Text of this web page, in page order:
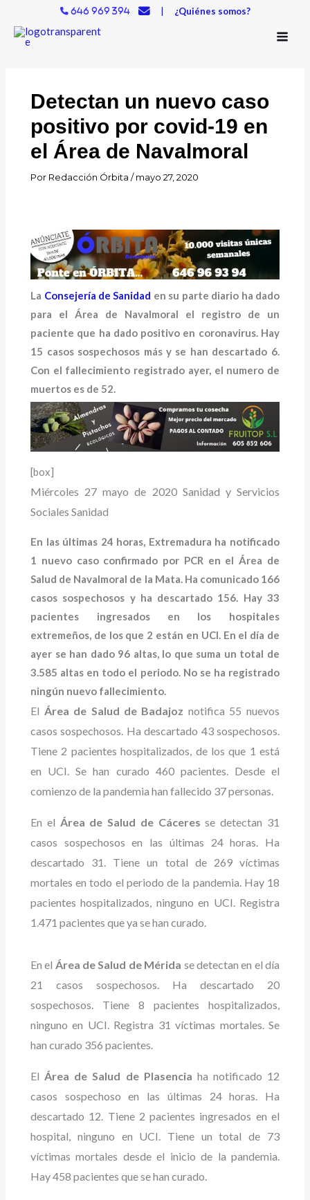
contenido
646 969 394 | ¿Quiénes somos?
Detectan un nuevo caso
positivo por covid-19 en
el Área de Navalmoral
Por Redacción Órbita/mayo 27, 2020
La Consejería de Sanidad en su parte diario ha dado
para el Área de Navalmoral el registro de un
paciente que ha dado positivo en coronavirus. Hay
15 casos sospechosos más y se han descartado 6.
Con el fallecimiento registrado ayer, el numero de
muertos es de 52.
[box]
Miércoles 27 mayo de 2020 Sanidad y Servicios
Sociales Sanidad
En las últimas 24 horas, Extremadura ha notificado
1 nuevo caso confirmado por PCR en el Área de
Salud de Navalmoral de la Mata. Ha comunicado 166
casos sospechosos y ha descartado 156. Hay 33
pacientes ingresados en los hospitales
extremeños, de los que 2 están en UCI. En el día de
ayer se han dado 96 altas, lo que suma un total de
3.585 altas en todo el periodo. No se ha registrado
ningún nuevo fallecimiento.
El Área de Salud de Badajoz notifica 55 nuevos
casos sospechosos. Ha descartado 43 sospechosos.
Tiene 2 pacientes hospitalizados, de los que 1 está
en UCI. Se han curado 460 pacientes. Desde el
comienzo de la pandemia han fallecido 37 personas.
En el Área de Salud de Cáceres se detectan 31
casos sospechosos en las últimas 24 horas. Ha
descartado 31. Tiene un total de 269 víctimas
mortales en todo el periodo de la pandemia. Hay 18
pacientes hospitalizados, ninguno en UCI. Registra
1.471 pacientes que ya se han curado.
En el Área de Salud de Mérida se detectan en el día
21 casos sospechosos. Ha descartado 20
sospechosos. Tiene 8 pacientes hospitalizados,
ninguno en UCI. Registra 31 víctimas mortales. Se
han curado 356 pacientes.
ElÁrea de Salud de Plasencia ha notificado 12
casos sospechoso en las últimas 24 horas. Ha
descartado 12. Tiene 2 pacientes ingresados en el
hospital, ninguno en UCI. Tiene un total de 73
víctimas mortales desde el inicio de la pandemia.
Hay 458 pacientes que se han curado.